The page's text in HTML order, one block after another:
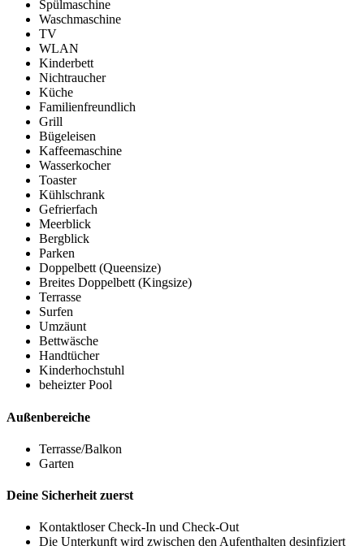
Spülmaschine
Waschmaschine
TV
WLAN
Kinderbett
Nichtraucher
Küche
Familienfreundlich
Grill
Bügeleisen
Kaffeemaschine
Wasserkocher
Toaster
Kühlschrank
Gefrierfach
Meerblick
Bergblick
Parken
Doppelbett (Queensize)
Breites Doppelbett (Kingsize)
Terrasse
Surfen
Umzäunt
Bettwäsche
Handtücher
Kinderhochstuhl
beheizter Pool
Außenbereiche
Terrasse/Balkon
Garten
Deine Sicherheit zuerst
Kontaktloser Check-In und Check-Out
Die Unterkunft wird zwischen den Aufenthalten desinfiziert